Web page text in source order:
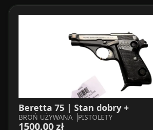
Beretta 75 | Stan dobry +
BROŃ UŻYWANA PISTOLETY
1500.00 zł